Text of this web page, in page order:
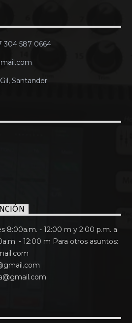
304 587 0664
Santander
8:00a.m. - 12:00 m y 2:00 p.m. a
- 12:00 m Para otros asuntos: